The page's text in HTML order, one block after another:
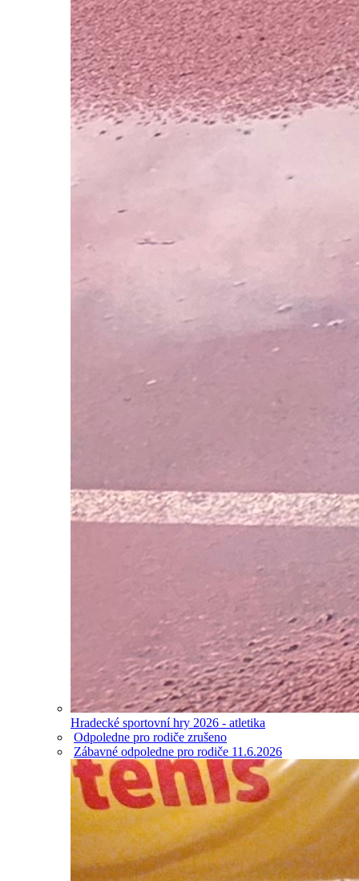
Hradecké sportovní hry 2026 - atletika
Odpoledne pro rodiče zrušeno
Zábavné odpoledne pro rodiče 11.6.2026